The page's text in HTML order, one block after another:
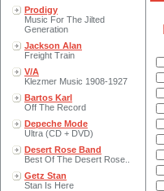
Prodigy
Music For The Jilted
Generation
Jackson Alan
Freight Train
V/A
Klezmer Music 1908-1927
Bartos Karl
Off The Record
Depeche Mode
Ultra (CD + DVD)
Desert Rose Band
Best Of The Desert Rose..
Getz Stan
Stan Is Here